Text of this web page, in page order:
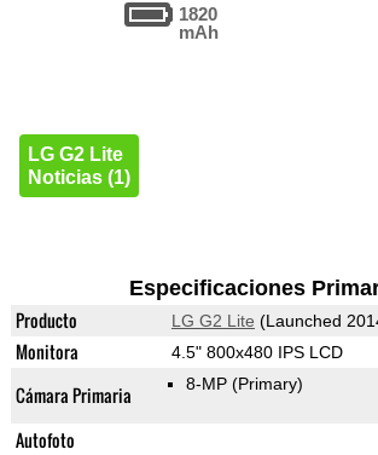
1820
mAh
LG G2 Lite
Noticias (1)
Especificaciones
Producto LG G2 Lite (Launched
Monitora 4.5" 800x480 IPS LCD
Cámara Primaria 8-MP (Primary)
Autofoto